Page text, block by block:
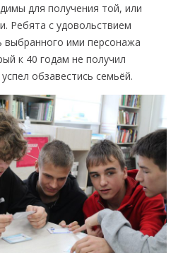
для получения той, или
Ребята с удовольствием
выбранного ими персонажа
к 40 годам не получил
обзавестись семьёй.